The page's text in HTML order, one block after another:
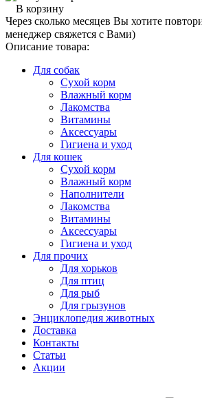
В корзину
Через сколько месяцев Вы хотите
менеджер свяжется с Вами)
Описание товара:
Для собак
Сухой корм
Влажный корм
Лакомства
Витамины
Аксессуары
Гигиена и уход
Для кошек
Сухой корм
Влажный корм
Наполнители
Лакомства
Витамины
Аксессуары
Гигиена и уход
Для прочих
Для хорьков
Для птиц
Для рыб
Для грызунов
Энциклопедия животных
Доставка
Контакты
Статьи
Акции